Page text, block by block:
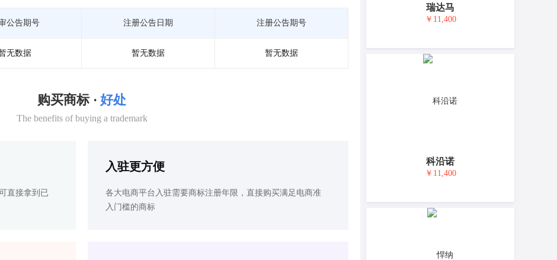
公告期号 注册公告日期 注册公告期号
无数据 暂无数据 暂无数据
购买商标 · 好处
The benefits of buying a trademark
直接拿到已
入驻更方便
各大电商平台入驻需要商标注册年限，直接购买满足电商准
入门槛的商标
瑞达马
￥11,400
科沿诺
￥11,400